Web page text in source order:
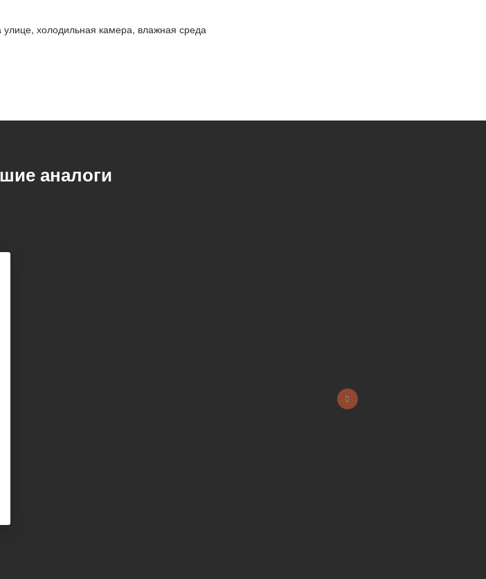
холодильная камера, влажная среда
аналоги